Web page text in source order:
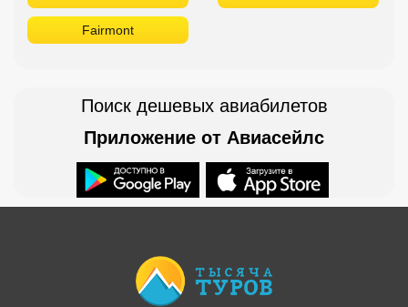
Fairmont
Поиск дешевых авиабилетов
Приложение от Авиасейлс